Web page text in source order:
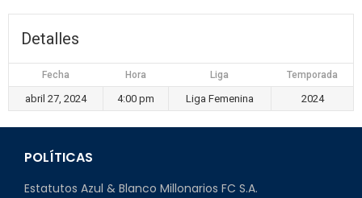
Detalles
Fecha Hora Liga Temporada
abril 27, 2024 4:00 pm Liga Femenina 2024
POLÍTICAS
Estatutos Azul & Blanco Millonarios FC S.A.